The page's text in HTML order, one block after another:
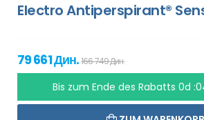
Electro Antiperspirant®
79 661 Дин.166 749 Дин.
Bis zum Ende des Rabatts 0d